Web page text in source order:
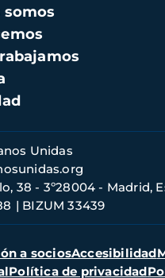
somos
Unidas
38 - 3º28004 - Madrid,
BIZUM 33439
a sociosAccesibilidad
Política de privacidad